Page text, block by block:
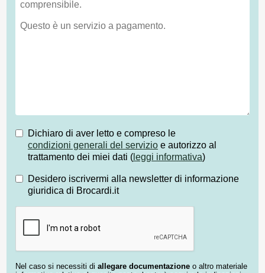
Dichiaro di aver letto e compreso le
condizioni generali del servizio e autorizzo al
trattamento dei miei dati ( leggi informativa)
Desidero iscrivermi alla newsletter di informazione
giuridica di Brocardi.it
Nel caso si necessiti di allegare documentazione o altro materiale